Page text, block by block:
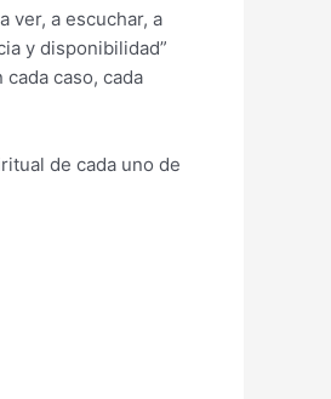
ver, a escuchar, a
y disponibilidad”
caso, cada
de cada uno de